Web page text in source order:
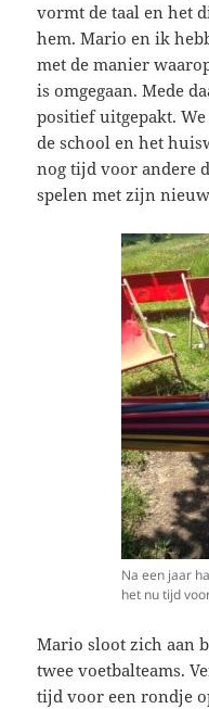
vormt de taal en het
hem. Mario en ik
met de manier
is omgegaan. Mede
positief uitgepakt.
de school en het
nog tijd voor andere
spelen met zijn
Na een jaar
het nu tijd
Mario sloot zich aan
twee voetbalteams.
tijd voor een rondje